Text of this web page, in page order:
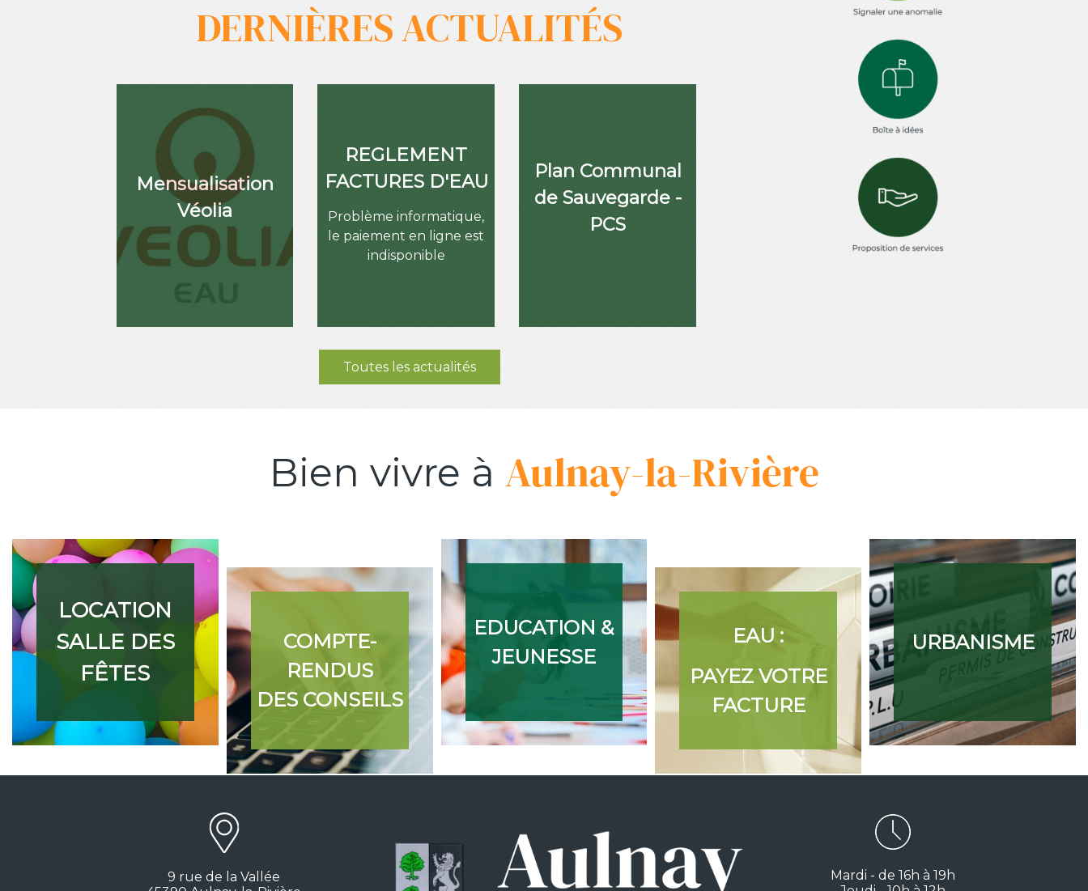
DERNIÈRES ACTUALITÉS
Mensualisation
Véolia
REGLEMENT
FACTURES D'EAU
Problème informatique,
le paiement en ligne est
indisponible
Plan Communal
de Sauvegarde -
PCS
Toutes les actualités
Bien vivre à Aulnay-la-Rivière
LOCATION
SALLE DES
FÊTES
COMPTE-
RENDUS
DES CONSEILS
EDUCATION &
JEUNESSE
EAU :
PAYEZ VOTRE
FACTURE
URBANISME
9 rue de la Vallée
Mardi - de 16h à 19h